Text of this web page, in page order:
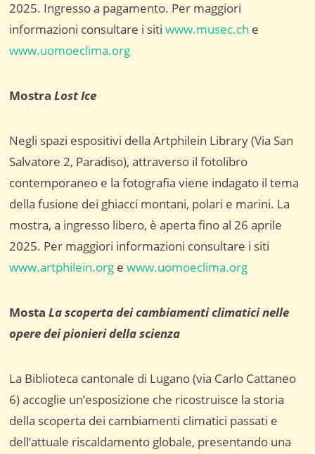
2025. Ingresso a pagamento. Per maggiori
informazioni consultare i sitiwww.musec.ch e
www.uomoeclima.org
MostraLost Ice
Negli spazi espositivi della Artphilein Library (Via San
Salvatore 2, Paradiso), attraverso il fotolibro
contemporaneo e la fotografia viene indagato il tema
della fusione dei ghiacci montani, polari e marini. La
mostra, a ingresso libero, è aperta fino al 26 aprile
2025. Per maggiori informazioni consultare i siti
www.artphilein.org ewww.uomoeclima.org
MostaLa scoperta dei cambiamenti climatici nelle
opere dei pionieri della scienza
La Biblioteca cantonale di Lugano (via Carlo Cattaneo
6) accoglie un’esposizione che ricostruisce la storia
della scoperta dei cambiamenti climatici passati e
dell’attuale riscaldamento globale, presentando una